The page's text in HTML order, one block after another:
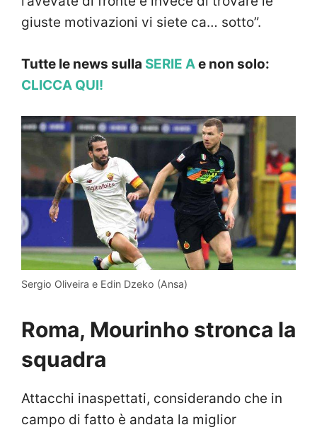
giuste motivazioni vi siete ca… sotto”.
Tutte le news sulla SERIE Ae non solo:
CLICCA QUI!
Sergio Oliveira e Edin Dzeko (Ansa)
Roma, Mourinho stronca la
squadra
Attacchi inaspettati, considerando che in
campo di fatto è andata la miglior